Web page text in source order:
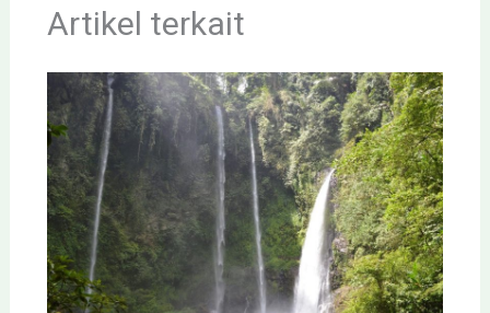
Artikel terkait